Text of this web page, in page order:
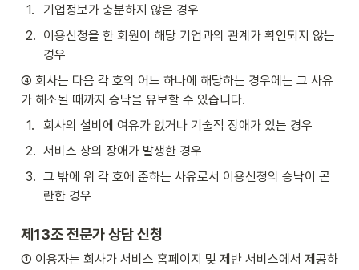
1.
기업정보가 충분하지 않은 경우
2. 이용신청을 한 회원이 해당 기업과의 관계가 확인되지 않는
경우
④ 회사는 다음 각 호의 어느 하나에 해당하는 경우에는 그 사유
가 해소될 때까지 승낙을 유보할 수 있습니다.
1.
회사의 설비에 여유가 없거나 기술적 장애가 있는 경우
2. 서비스 상의 장애가 발생한 경우
3. 그 밖에 위 각 호에 준하는 사유로서 이용신청의 승낙이 곤
란한 경우
제13조 전문가 상담 신청
① 이용자는 회사가 서비스 홈페이지 및 제반 서비스에서 제공하